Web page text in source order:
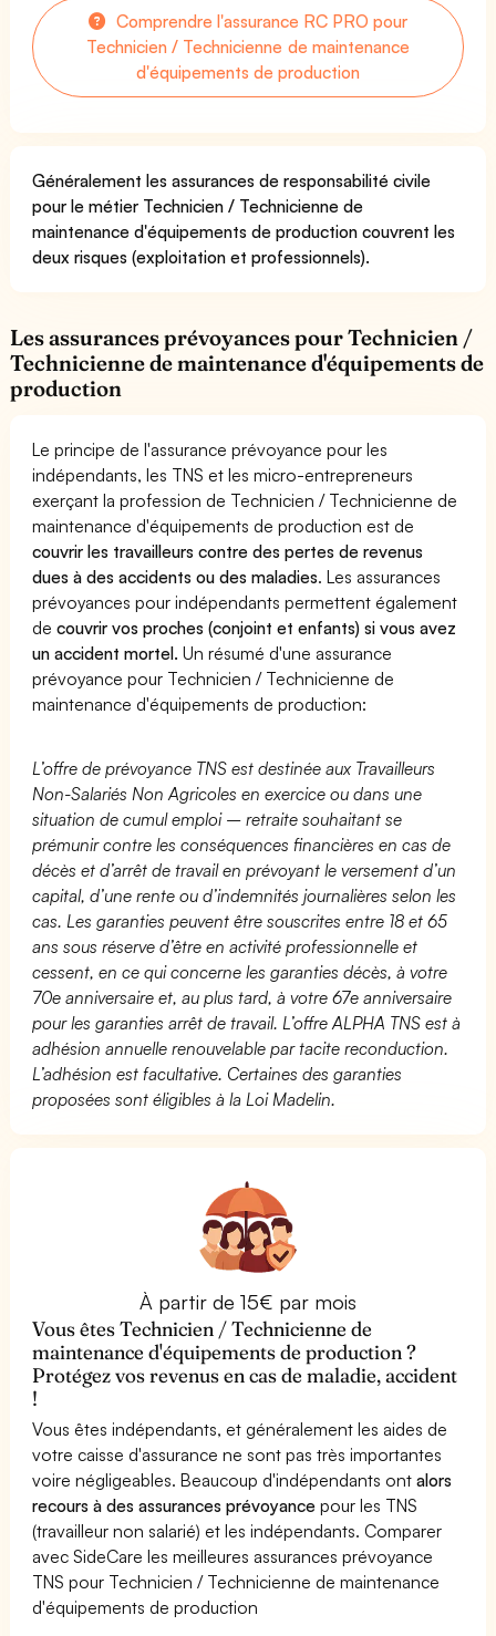
Comprendre l'assurance RC PRO pour
Technicien / Technicienne de maintenance
d'équipements de production
Généralement les assurances de responsabilité civile
pour le métier Technicien / Technicienne de
maintenance d'équipements de production couvrent les
deux risques (exploitation et professionnels).
Les assurances prévoyances pour Technicien /
Technicienne de maintenance d'équipements de
production
Le principe de l'assurance prévoyance pour les
indépendants, les TNS et les micro-entrepreneurs
exerçant la profession de Technicien / Technicienne de
maintenance d'équipements de production est de
couvrir les travailleurs contre des pertes de revenus
dues à des accidents ou des maladies. Les assurances
prévoyances pour indépendants permettent également
decouvrir vos proches (conjoint et enfants) si vous avez
un accident mortel. Un résumé d'une assurance
prévoyance pour Technicien / Technicienne de
maintenance d'équipements de production:
L’offre de prévoyance TNS est destinée aux Travailleurs
Non-Salariés Non Agricoles en exercice ou dans une
situation de cumul emploi – retraite souhaitant se
prémunir contre les conséquences financières en cas de
décès et d’arrêt de travail en prévoyant le versement d’un
capital, d’une rente ou d’indemnités journalières selon les
cas. Les garanties peuvent être souscrites entre 18 et 65
ans sous réserve d’être en activité professionnelle et
cessent, en ce qui concerne les garanties décès, à votre
70e anniversaire et, au plus tard, à votre 67e anniversaire
pour les garanties arrêt de travail. L’offre ALPHA TNS est à
adhésion annuelle renouvelable par tacite reconduction.
L’adhésion est facultative. Certaines des garanties
proposées sont éligibles à la Loi Madelin.
À partir de 15€ par mois
Vous êtes Technicien / Technicienne de
maintenance d'équipements de production ?
Protégez vos revenus en cas de maladie, accident
!
Vous êtes indépendants, et généralement les aides de
votre caisse d'assurance ne sont pas très importantes
voire négligeables. Beaucoup d'indépendants ontalors
recours à des assurances prévoyance pour les TNS
(travailleur non salarié) et les indépendants. Comparer
avec SideCare les meilleures assurances prévoyance
TNS pour Technicien / Technicienne de maintenance
d'équipements de production